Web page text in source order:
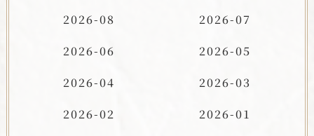
2026-08
2026-07
2026-06
2026-05
2026-04
2026-03
2026-02
2026-01